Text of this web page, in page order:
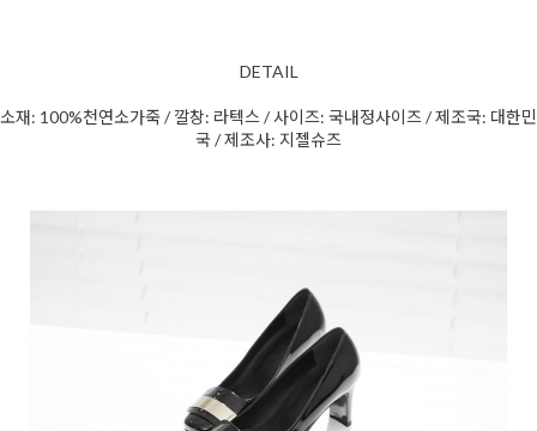
DETAIL
소재: 100%천연소가죽 / 깔창: 라텍스 / 사이즈: 국내정사이즈 / 제조국: 대한민
국 / 제조사: 지젤슈즈